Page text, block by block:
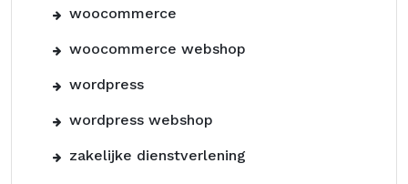
woocommerce
woocommerce webshop
wordpress
wordpress webshop
zakelijke dienstverlening